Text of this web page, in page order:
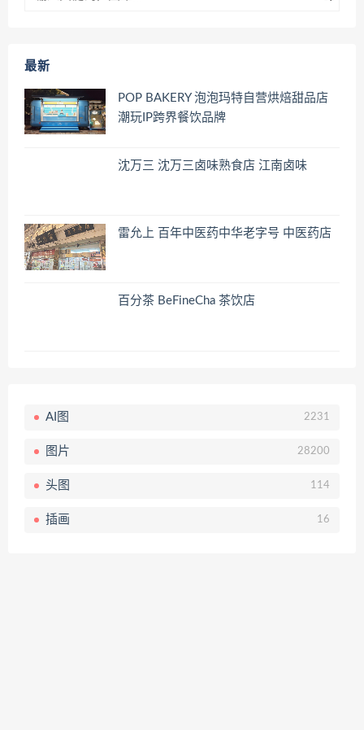
最新
POP BAKERY 泡泡玛特自营烘焙甜品店
潮玩IP跨界餐饮品牌
沈万三 沈万三卤味熟食店 江南卤味
雷允上 百年中医药中华老字号 中医药店
百分茶 BeFineCha 茶饮店
AI图 2231
图片 28200
头图 114
插画 16